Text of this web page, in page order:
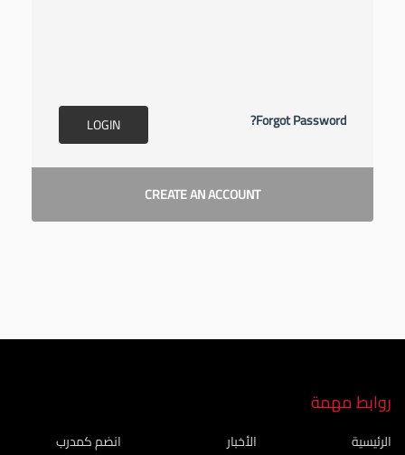
LOGIN Forgot Password?
CREATE AN ACCOUNT
روابط مهمة
الرئيسية
الأخبار
انضم كمدرب